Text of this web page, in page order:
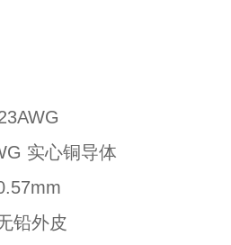
实心铜导体
铅外皮